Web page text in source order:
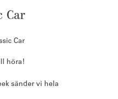
Car
Car
höra!
sänder vi hela